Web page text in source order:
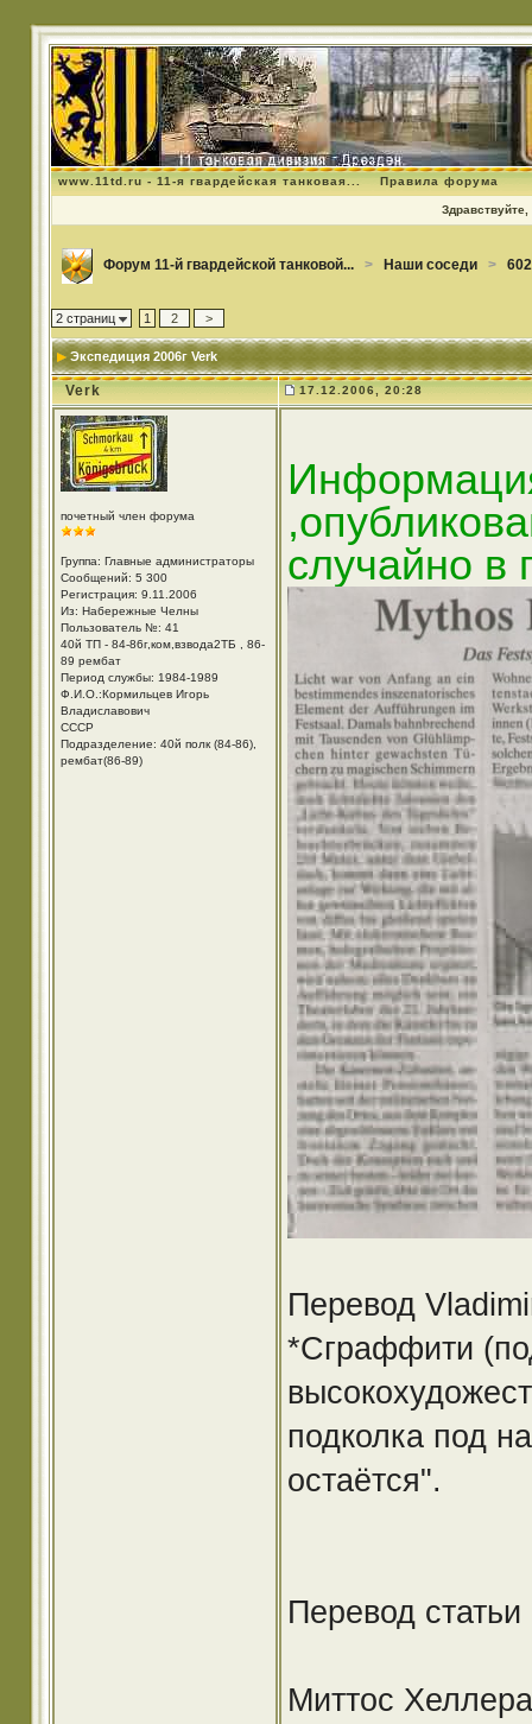
www.11td.ru - 11-я гвардейская танковая... Правила форума
Здравствуйте,
Форум 11-й гвардейской танковой... > Наши соседи >
2 страниц 1 2 >
Экспедиция 2006г Verk
Verk 17.12.2006, 20:28
почетный член форума
Группа: Главные администраторы
Сообщений: 5 300
Регистрация: 9.11.2006
Из: Набережные Челны
Пользователь №: 41
40й ТП - 84-86г,ком,взвода2ТБ , 86-
89 рембат
Период службы: 1984-1989
Ф.И.О.:Кормильцев Игорь
Владиславович
СССР
Подразделение: 40й полк (84-86),
рембат(86-89)
случайно в
Перевод
*Сграффити
подколка под
остаётся".
Перевод
Миттос